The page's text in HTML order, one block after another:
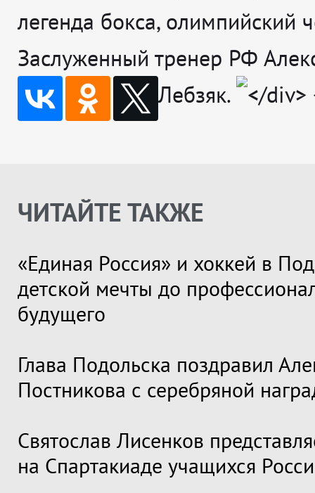
легенда бокса, олимпийский
Заслуженный тренер РФ
Лебзяк.
ЧИТАЙТЕ ТАКЖЕ
«Единая Россия» и хоккей в
детской мечты до
будущего
Глава Подольска поздравил
Постникова с серебряной
Святослав Лисенков
на Спартакиаде учащихся